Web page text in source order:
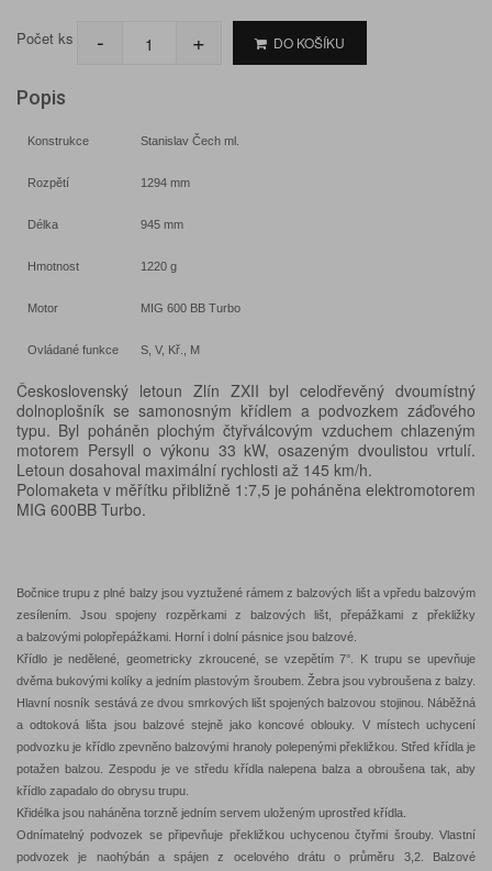
Počet ks - + DO KOŠÍKU
Popis
Konstrukce Stanislav Čech ml.
Rozpětí 1294 mm
Délka 945 mm
Hmotnost 1220 g
Motor MIG 600 BB Turbo
Ovládané funkce S, V, Kř., M
Československý letoun Zlín ZXII byl celodřevěný dvoumístný
dolnoplošník se samonosným křídlem a podvozkem záďového
typu. Byl poháněn plochým čtyřválcovým vzduchem chlazeným
motorem Persyll o výkonu 33 kW, osazeným dvoulistou vrtulí.
Letoun dosahoval maximální rychlosti až 145 km/h.
Polomaketa v měřítku přibližně 1:7,5 je poháněna elektromotorem
MIG 600BB Turbo.
Bočnice trupu z plné balzy jsou vyztužené rámem z balzových lišt a vpředu balzovým
zesílením. Jsou spojeny rozpěrkami z balzových lišt, přepážkami z překližky
a balzovými polopřepážkami. Horní i dolní pásnice jsou balzové.
Křídlo je nedělené, geometricky zkroucené, se vzepětím 7°. K trupu se upevňuje
dvěma bukovými kolíky a jedním plastovým šroubem. Žebra jsou vybroušena z balzy.
Hlavní nosník sestává ze dvou smrkových lišt spojených balzovou stojinou. Náběžná
a odtoková lišta jsou balzové stejně jako koncové oblouky. V místech uchycení
podvozku je křídlo zpevněno balzovými hranoly polepenými překližkou. Střed křídla je
potažen balzou. Zespodu je ve středu křídla nalepena balza a obroušena tak, aby
křídlo zapadalo do obrysu trupu.
Křidélka jsou naháněna torzně jedním servem uloženým uprostřed křídla.
Odnímatelný podvozek se připevňuje překližkou uchycenou čtyřmi šrouby. Vlastní
podvozek je naohýbán a spájen z ocelového drátu o průměru 3,2. Balzové